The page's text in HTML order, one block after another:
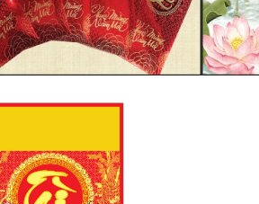
LÌ XÌ CHỮ LỘC